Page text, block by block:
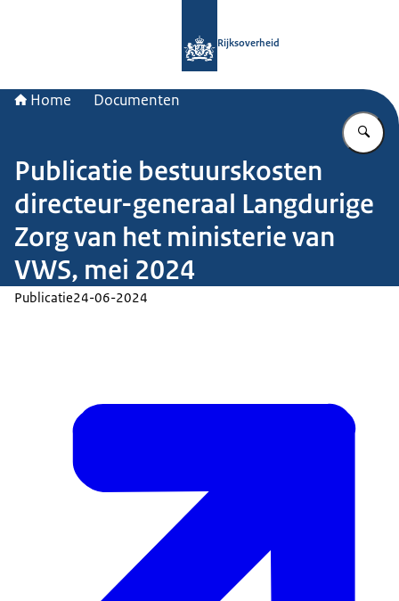
Rijksoverheid
Home Documenten
Publicatie bestuurskosten
directeur-generaal Langdurige
Zorg van het ministerie van
VWS, mei 2024
Publicatie24-06-2024